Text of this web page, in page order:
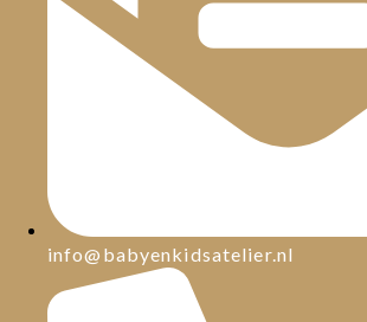
info@babyenkidsatelier.nl